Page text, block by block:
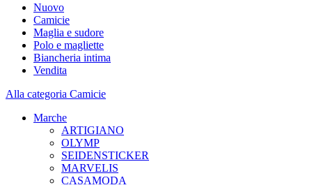
Nuovo
Camicie
Maglia e sudore
Polo e magliette
Biancheria intima
Vendita
Alla categoria Camicie
Marche
ARTIGIANO
OLYMP
SEIDENSTICKER
MARVELIS
CASAMODA